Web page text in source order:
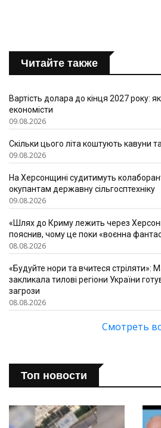
Читайте также
Вартість долара до кінця 2027 року:
економісти
09.08.2026
Скільки цього літа коштують кавуни
09.08.2026
На Херсонщині судитимуть
окупантам державну сільгосптехніку
09.08.2026
«Шлях до Криму лежить через
пояснив, чому це поки «воєнна
08.08.2026
«Будуйте нори та вчитеся стріляти»:
закликала тилові регіони України
загрози
08.08.2026
Смотреть
Топ новости